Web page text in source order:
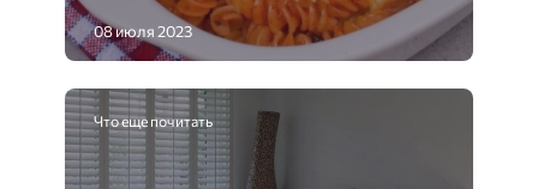
08 июля 2023
Что еще почитать